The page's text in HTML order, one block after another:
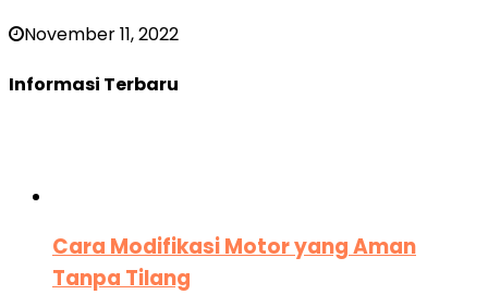
November 11, 2022
Informasi Terbaru
Cara Modifikasi Motor yang Aman
Tanpa Tilang